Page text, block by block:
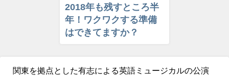
2018年も残すところ半
年！ワクワクする準備
はできてますか？
関東を拠点とした有志による英語ミュージカルの公演